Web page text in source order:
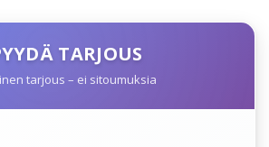
TARJOUS
tarjous – ei sitoumuksia